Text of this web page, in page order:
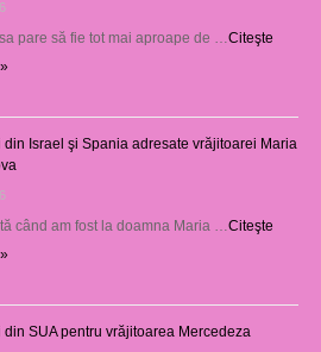
pare să fie tot mai aproape de … Citeşte
din Israel şi Spania adresate vrăjitoarei Maria
când am fost la doamna Maria … Citeşte
din SUA pentru vrăjitoarea Mercedeza